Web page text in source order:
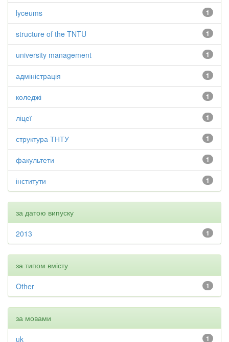
1
lyceums
1
structure of the TNTU
1
university management
1
адміністрація
1
коледжі
1
ліцеї
1
структура ТНТУ
1
факультети
1
інститути
за датою випуску
1
2013
за типом вмісту
1
Other
за мовами
1
uk